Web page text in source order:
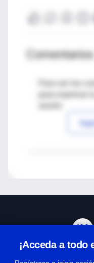
Comentarios
Para ver los
¡Acceda a todo